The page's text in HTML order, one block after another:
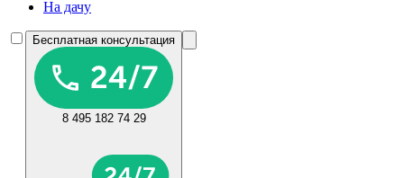
На дачу
Бесплатная консультация
8 495 182 74 29